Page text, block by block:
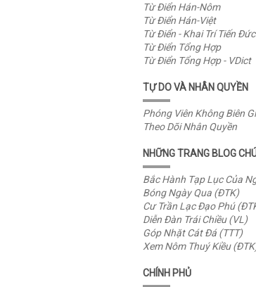
Từ Điển Hán-Nôm
Từ Điển Hán-Việt
Từ Điển - Khai Trí Tiến Đức
Từ Điển Tổng Hợp
Từ Điển Tổng Hợp - VDict
TỰ DO VÀ NHÂN QUYỀN
Phóng Viên Không Biên
Theo Dõi Nhân Quyền
NHỮNG TRANG BLOG
Bắc Hành Tạp Lục Của
Bóng Ngày Qua (ĐTK)
Cư Trần Lạc Đạo Phú
Diễn Đàn Trái Chiều (VL)
Góp Nhặt Cát Đá (TTT)
Xem Nôm Thuý Kiều
CHÍNH PHỦ